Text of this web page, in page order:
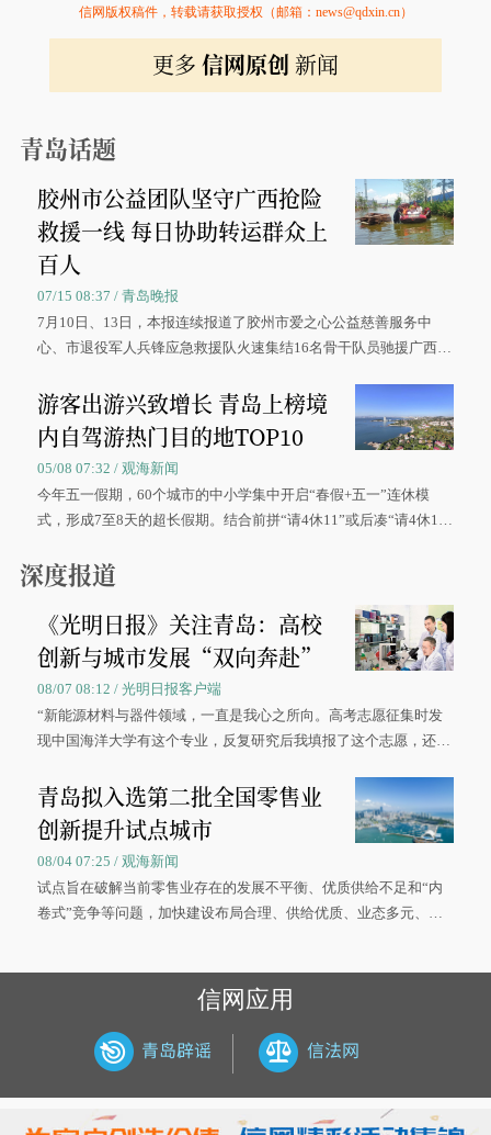
信网版权稿件，转载请获取授权（邮箱：news@qdxin.cn）
更多 信网原创 新闻
青岛话题
胶州市公益团队坚守广西抢险
救援一线 每日协助转运群众上
百人
07/15 08:37 / 青岛晚报
7月10日、13日，本报连续报道了胶州市爱之心公益慈善服务中
心、市退役军人兵锋应急救援队火速集结16名骨干队员驰援广西灾
游客出游兴致增长 青岛上榜境
内自驾游热门目的地TOP10
05/08 07:32 / 观海新闻
今年五一假期，60个城市的中小学集中开启“春假+五一”连休模
式，形成7至8天的超长假期。结合前拼“请4休11”或后凑“请4休1
深度报道
《光明日报》关注青岛：高校
创新与城市发展“双向奔赴”
08/07 08:12 / 光明日报客户端
“新能源材料与器件领域，一直是我心之所向。高考志愿征集时发
现中国海洋大学有这个专业，反复研究后我填报了这个志愿，还真
大学材料科学与工程学院材料类专业的录取通知书。
青岛拟入选第二批全国零售业
创新提升试点城市
08/04 07:25 / 观海新闻
试点旨在破解当前零售业存在的发展不平衡、优质供给不足和“内
卷式”竞争等问题，加快建设布局合理、供给优质、业态多元、智
信网应用